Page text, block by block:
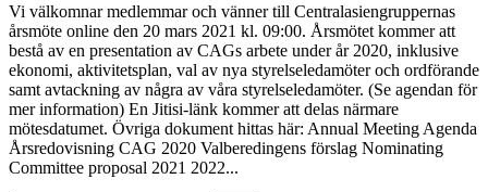
Vi välkomnar medlemmar och vänner till Centralasiengruppernas
årsmöte online den 20 mars 2021 kl. 09:00. Årsmötet kommer att
bestå av en presentation av CAGs arbete under år 2020, inklusive
ekonomi, aktivitetsplan, val av nya styrelseledamöter och ordförande
samt avtackning av några av våra styrelseledamöter. (Se agendan för
mer information) En Jitisi-länk kommer att delas närmare
mötesdatumet. Övriga dokument hittas här: Annual Meeting Agenda
Årsredovisning CAG 2020 Valberedingens förslag Nominating
Committee proposal 2021 2022...